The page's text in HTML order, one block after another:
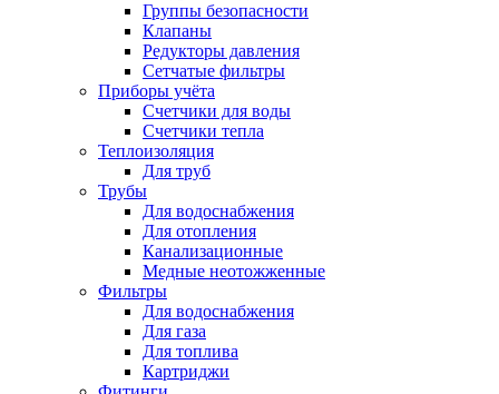
Группы безопасности
Клапаны
Редукторы давления
Сетчатые фильтры
Приборы учёта
Счетчики для воды
Счетчики тепла
Теплоизоляция
Для труб
Трубы
Для водоснабжения
Для отопления
Канализационные
Медные неотожженные
Фильтры
Для водоснабжения
Для газа
Для топлива
Картриджи